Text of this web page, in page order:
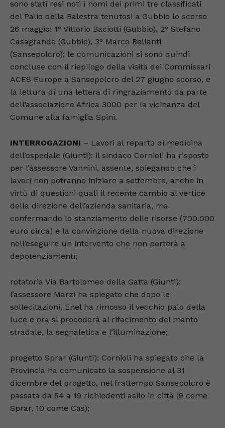
sono stati resi noti i nomi dei primi tre classificati
del Palio della Balestra tenutosi a Gubbio lo scorso
26 maggio: 1° Vittorio Baciotti (Gubbio), 2° Stefano
Casagrande (Gubbio), 3° Marco Bellanti
(Sansepolcro); le comunicazioni si sono quindi
concluse con il riepilogo della visita dei Commissari
ACES Europe a Sansepolcro del 27 giugno scorso, e
la lettura di una lettera di ringraziamento da parte
dell’associazione Africa 3000 per la vicinanza del
Comune alla famiglia Spini.
INTERROGAZIONI – Lavori al reparto di medicina
dell’ospedale (Giunti): il sindaco Cornioli ha risposto
per l’assessore Vannini, assente, spiegando che i
lavori non potranno iniziare a settembre, anche in
virtù di questioni quali il recente cambio al vertice
della direzione dell’azienda sanitaria, ma
confermando lo stanziamento delle risorse (700.000
euro circa) e la convinzione della nuova direzione
nell’eseguire un intervento che non porterà a
depotenziamenti;
rotatoria Via Bartolomeo della Gatta (Giunti):
l’assessore Marzi ha spiegato che dopo le
sollecitazioni, Enel ha rimosso il vecchio palo della
luce e ora si procederà al rifacimento del manto
stradale, la segnaletica e l’illuminazione;
progetto Sprar (Giunti): Cornioli ha spiegato che la
Provincia ha comunicato la sospensione al 31
dicembre del progetto, nel frattempo Sansepolcro è
passata da 54 a 19 richiedenti asilo in città (9 come
Sprar, 10 come Cas);